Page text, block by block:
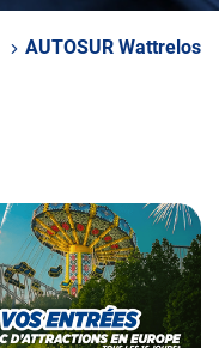
AUTOSUR Wattrelos